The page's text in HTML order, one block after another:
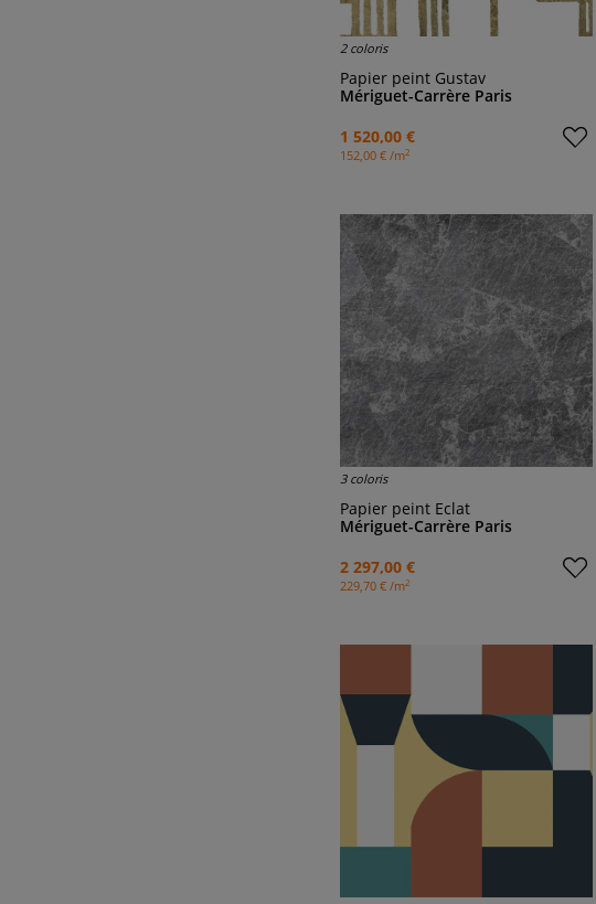
2 coloris
Papier peint Gustav
Mériguet-Carrère Paris
1 520,00 €
152,00 € /m2
3 coloris
Papier peint Eclat
Mériguet-Carrère Paris
2 297,00 €
229,70 € /m2